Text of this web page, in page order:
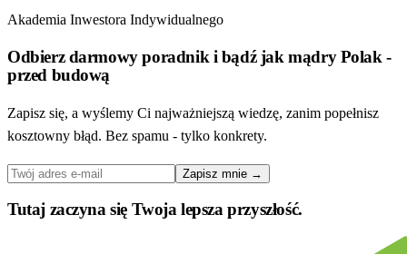
Akademia Inwestora Indywidualnego
Odbierzdarmowy poradnik i bądź jak mądry Polak -
przed budową
Zapisz się, a wyślemy Ci najważniejszą wiedzę, zanim popełnisz
kosztowny błąd. Bez spamu - tylko konkrety.
Zapisz mnie →
Tutaj zaczyna się Twoja lepsza przyszłość.